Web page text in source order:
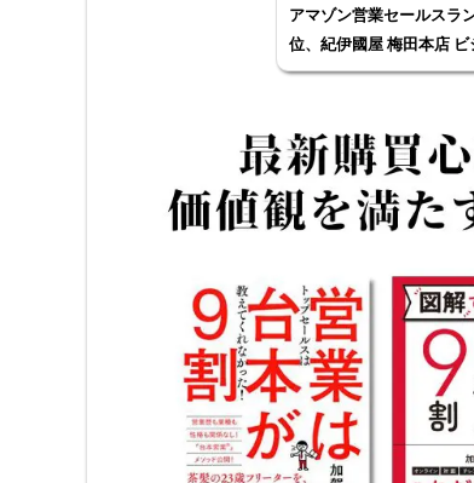
アマゾン営業セールスラ
位、紀伊國屋 梅田本店